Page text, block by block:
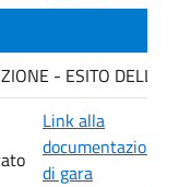
- ESITO DELLA
Link alla
documentazione
di gara